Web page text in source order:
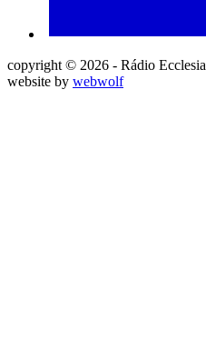
copyright © 2026 - Rádio Ecclesia
website by webwolf